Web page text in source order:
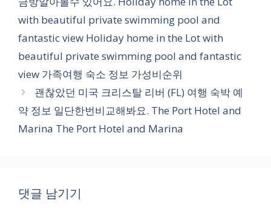
리
with beautiful private swimming pool and
fantastic view Holiday home in the Lot with
beautiful private swimming pool and fantastic
view 가족여행 숙소 정보 가성비순위
괜찮았던 미국 크리스탈 리버 (FL) 여행 숙박 예
약 정보 일단한번비교해봐요. The Port Hotel and
Marina The Port Hotel and Marina
댓글 남기기